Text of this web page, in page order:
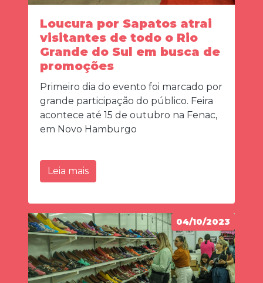
Loucura por Sapatos atrai
visitantes de todo o Rio
Grande do Sul em busca de
promoções
Primeiro dia do evento foi marcado por
grande participação do público. Feira
acontece até 15 de outubro na Fenac,
em Novo Hamburgo
Leia mais
04/10/2023